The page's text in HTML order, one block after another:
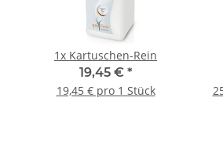
1x Kartuschen-Rein
19,45 € *
19,45 € pro 1 Stück